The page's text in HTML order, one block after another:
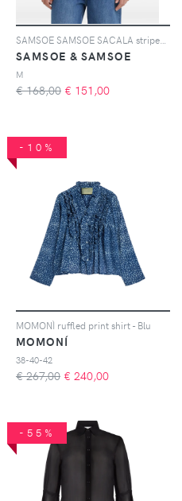
SAMSOE & SAMSOE
M
€ 168,00 € 151,00
-10%
MOMONÌ ruffled print shirt - Blu
MOMONÍ
38-40-42
€ 267,00 € 240,00
-55%